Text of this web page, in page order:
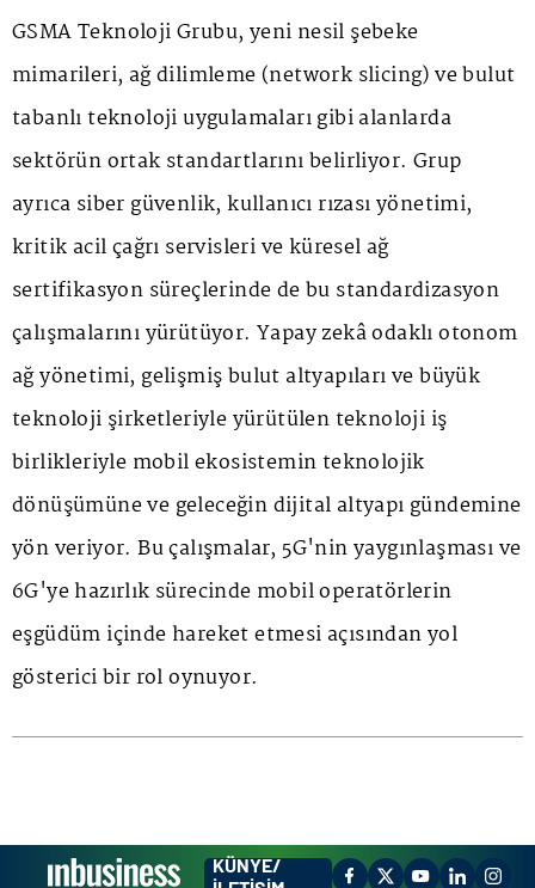
GSMA Teknoloji Grubu, yeni nesil şebeke
mimarileri, ağ dilimleme (network slicing) ve bulut
tabanlı teknoloji uygulamaları gibi alanlarda
sektörün ortak standartlarını belirliyor. Grup
ayrıca siber güvenlik, kullanıcı rızası yönetimi,
kritik acil çağrı servisleri ve küresel ağ
sertifikasyon süreçlerinde de bu standardizasyon
çalışmalarını yürütüyor. Yapay zekâ odaklı otonom
ağ yönetimi, gelişmiş bulut altyapıları ve büyük
teknoloji şirketleriyle yürütülen teknoloji iş
birlikleriyle mobil ekosistemin teknolojik
dönüşümüne ve geleceğin dijital altyapı gündemine
yön veriyor. Bu çalışmalar, 5G'nin yaygınlaşması ve
6G'ye hazırlık sürecinde mobil operatörlerin
eşgüdüm içinde hareket etmesi açısından yol
gösterici bir rol oynuyor.
KÜNYE/